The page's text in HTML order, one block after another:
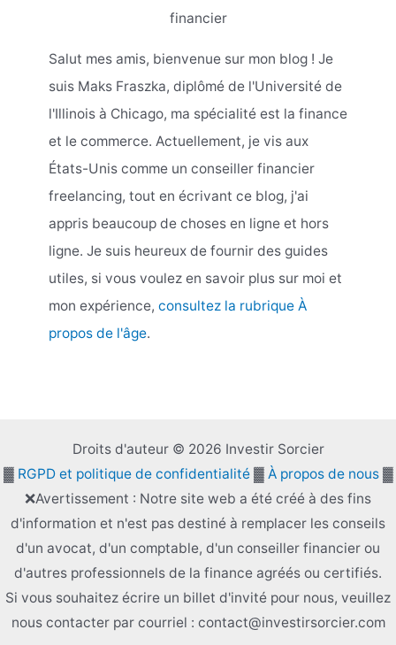
financier
Salut mes amis, bienvenue sur mon blog ! Je
suis Maks Fraszka, diplômé de l'Université de
l'Illinois à Chicago, ma spécialité est la finance
et le commerce. Actuellement, je vis aux
États-Unis comme un conseiller financier
freelancing, tout en écrivant ce blog, j'ai
appris beaucoup de choses en ligne et hors
ligne. Je suis heureux de fournir des guides
utiles, si vous voulez en savoir plus sur moi et
mon expérience, consultez la rubrique À
propos de l'âge.
Droits d'auteur © 2026 Investir Sorcier
▓ RGPD et politique de confidentialité▓ À propos de nous▓
❌Avertissement : Notre site web a été créé à des fins
d'information et n'est pas destiné à remplacer les conseils
d'un avocat, d'un comptable, d'un conseiller financier ou
d'autres professionnels de la finance agréés ou certifiés.
Si vous souhaitez écrire un billet d'invité pour nous, veuillez
nous contacter par courriel : contact@investirsorcier.com